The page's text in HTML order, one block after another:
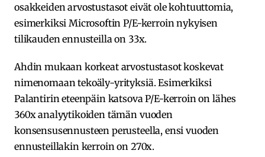
osakkeiden arvostustasot eivät ole kohtuuttomia,
esimerkiksi Microsoftin P/E-kerroin nykyisen
tilikauden ennusteilla on 33x.
Ahdin mukaan korkeat arvostustasot koskevat
nimenomaan tekoäly-yrityksiä. Esimerkiksi
Palantirin eteenpäin katsova P/E-kerroin on lähes
360x analyytikoiden tämän vuoden
konsensusennusteen perusteella, ensi vuoden
ennusteillakin kerroin on 270x.